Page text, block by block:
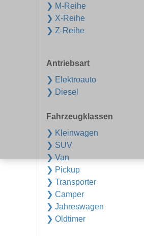
❯ M-Reihe
❯ X-Reihe
❯ Z-Reihe
Antriebsart
❯ Elektroauto
❯ Diesel
Fahrzeugklassen
❯ Kleinwagen
❯ SUV
❯ Van
❯ Pickup
❯ Transporter
❯ Camper
❯ Jahreswagen
❯ Oldtimer